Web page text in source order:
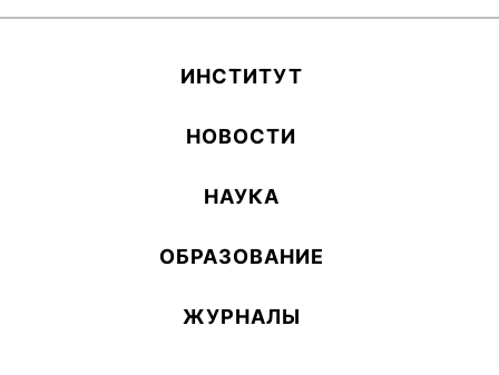
ИН­СТИ­ТУТ
НОВОСТИ
НАУКА
ОБ­РА­ЗОВА­НИЕ
ЖУРНАЛЫ